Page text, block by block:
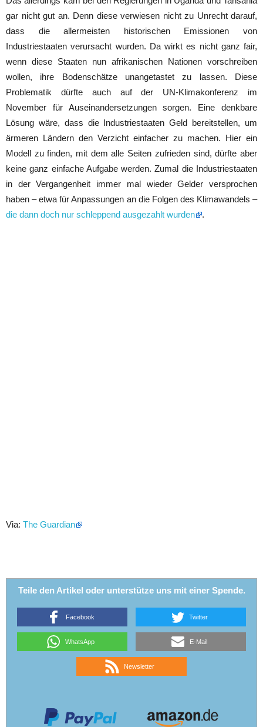
gar nicht gut an. Denn diese verwiesen nicht zu Unrecht darauf,
dass die allermeisten historischen Emissionen von
Industriestaaten verursacht wurden. Da wirkt es nicht ganz fair,
wenn diese Staaten nun afrikanischen Nationen vorschreiben
wollen, ihre Bodenschätze unangetastet zu lassen. Diese
Problematik dürfte auch auf der UN-Klimakonferenz im
November für Auseinandersetzungen sorgen. Eine denkbare
Lösung wäre, dass die Industriestaaten Geld bereitstellen, um
ärmeren Ländern den Verzicht einfacher zu machen. Hier ein
Modell zu finden, mit dem alle Seiten zufrieden sind, dürfte aber
keine ganz einfache Aufgabe werden. Zumal die Industriestaaten
in der Vergangenheit immer mal wieder Gelder versprochen
haben – etwa für Anpassungen an die Folgen des Klimawandels –
die dann doch nur schleppend ausgezahlt wurden
.
Via: The Guardian
Teile den Artikel oder unterstütze uns mit einer Spende.
Facebook Twitter
WhatsApp E-Mail
Newsletter